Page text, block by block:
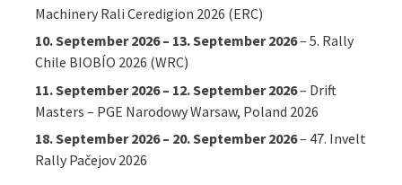
Machinery Rali Ceredigion 2026 (ERC)
10. September 2026– 13. September 2026–5. Rally
Chile BIOBÍO 2026 (WRC)
11. September 2026– 12. September 2026– Drift
Masters – PGE Narodowy Warsaw, Poland 2026
18. September 2026– 20. September 2026– 47. Invelt
Rally Pačejov 2026